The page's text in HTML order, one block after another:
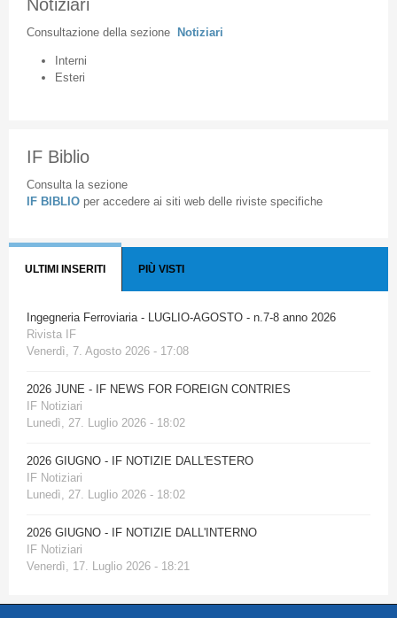
Notiziari
Consultazione della sezione Notiziari
Interni
Esteri
IF Biblio
Consulta la sezione
IF BIBLIO per accedere ai siti web delle riviste specifiche
ULTIMI INSERITI PIÙ VISTI
Ingegneria Ferroviaria - LUGLIO-AGOSTO - n.7-8 anno 2026
Rivista IF
Venerdì, 7. Agosto 2026 - 17:08
2026 JUNE - IF NEWS FOR FOREIGN CONTRIES
IF Notiziari
Lunedì, 27. Luglio 2026 - 18:02
2026 GIUGNO - IF NOTIZIE DALL'ESTERO
IF Notiziari
Lunedì, 27. Luglio 2026 - 18:02
2026 GIUGNO - IF NOTIZIE DALL'INTERNO
IF Notiziari
Venerdì, 17. Luglio 2026 - 18:21